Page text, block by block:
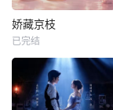
娇藏京枝
已完结